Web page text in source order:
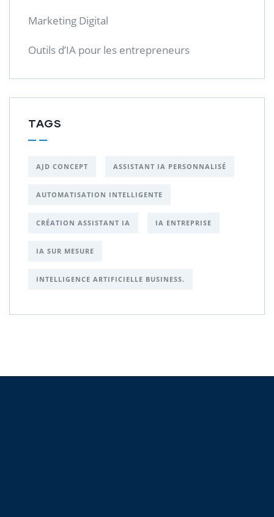
Marketing Digital
Outils d’IA pour les entrepreneurs
TAGS
AJD CONCEPT ASSISTANT IA PERSONNALISÉ
AUTOMATISATION INTELLIGENTE
CRÉATION ASSISTANT IA IA ENTREPRISE
IA SUR MESURE
INTELLIGENCE ARTIFICIELLE BUSINESS.